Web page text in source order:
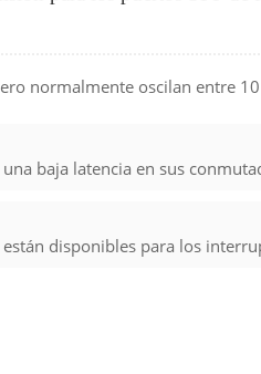
normalmente oscilan entre
baja latencia en sus
disponibles para los